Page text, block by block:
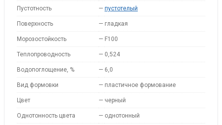
Пустотность — пустотелый
Поверхность — гладкая
Морозостойкость — F100
Теплопроводность — 0,524
Водопоглощение, % — 6,0
Вид формовки — пластичное формование
Цвет — черный
Однотонность цвета — однотонный